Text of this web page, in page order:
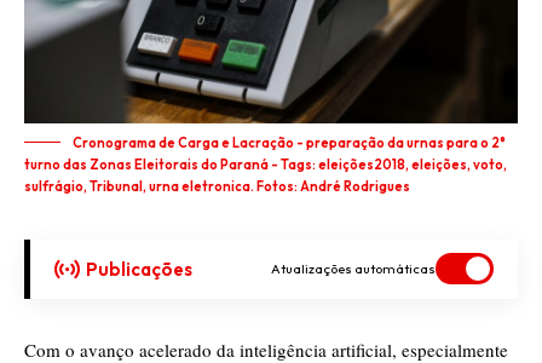
Cronograma de Carga e Lacração - preparação da urnas para o 2°
turno das Zonas Eleitorais do Paraná - Tags: eleições2018, eleições, voto,
sulfrágio, Tribunal, urna eletronica. Fotos: André Rodrigues
Publicações Atualizações automáticas
Com o avanço acelerado da inteligência artificial, especialmente